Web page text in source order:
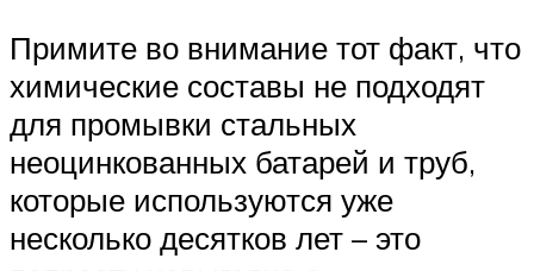
Примите во внимание тот факт, что
химические составы не подходят
для промывки стальных
неоцинкованных батарей и труб,
которые используются уже
несколько десятков лет – это